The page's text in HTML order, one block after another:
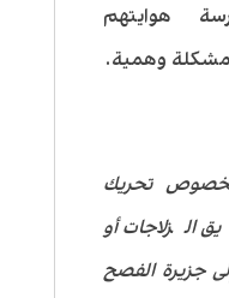
هوايتهم
مشكلة وهمية.
تحريك
الزلاجات أو
جزيرة الفصح